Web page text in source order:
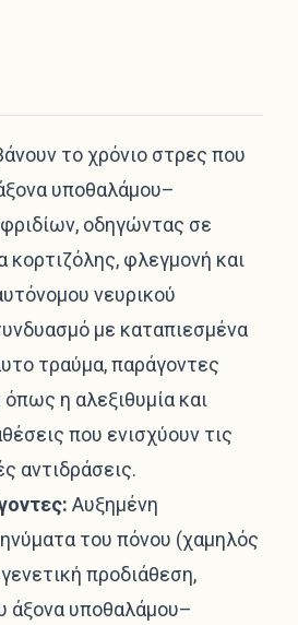
το χρόνιο στρες που
υποθαλάμου–
οδηγώντας σε
κορτιζόλης, φλεγμονή και
νευρικού
με καταπιεσμένα
τραύμα, παράγοντες
η αλεξιθυμία και
που ενισχύουν τις
αντιδράσεις.
Αυξημένη
του πόνου (χαμηλός
προδιάθεση,
άξονα υποθαλάμου–